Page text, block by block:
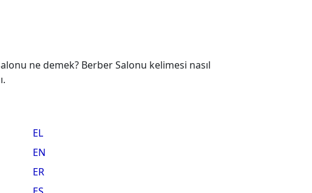
ne demek? Berber Salonu kelimesi nasıl
EL
EN
ER